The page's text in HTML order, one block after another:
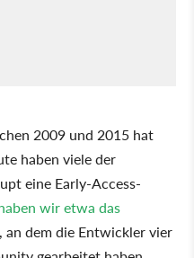
2009 und 2015 hat
haben viele der
eine Early-Access-
wir etwa das
, an dem die Entwickler vier